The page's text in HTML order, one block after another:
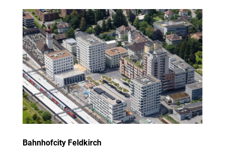
Bahnhofcity Feldkirch